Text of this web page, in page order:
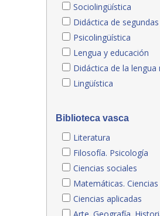
Sociolingüística
Didáctica de
Psicolingüística
Lengua y educación
Didáctica de la lengua
Lingüística
Biblioteca vasca
Literatura
Filosofía. Psicología
Ciencias sociales
Matemáticas.
Ciencias aplicadas